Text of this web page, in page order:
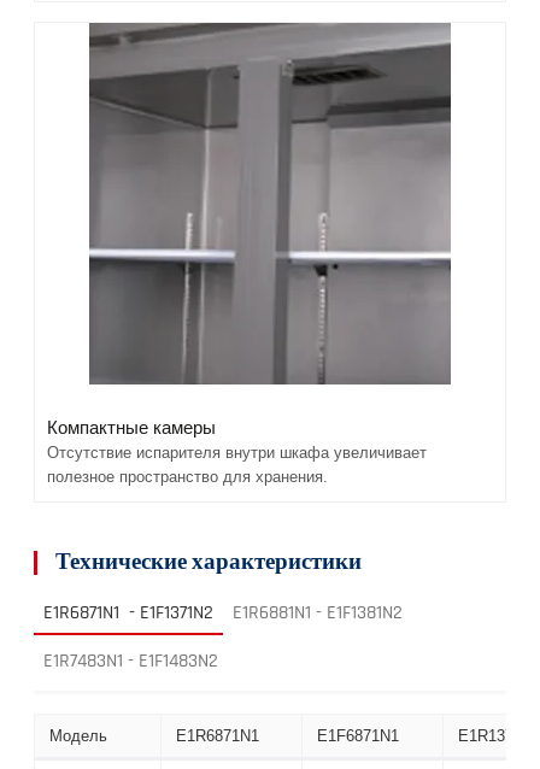
Компактные камеры
Отсутствие испарителя внутри шкафа увеличивает
полезное пространство для хранения.
Технические характеристики
E1R6871N1 - E1F1371N2
E1R6881N1 - E1F1381N2
E1R7483N1 - E1F1483N2
Модель E1R6871N1 E1F6871N1